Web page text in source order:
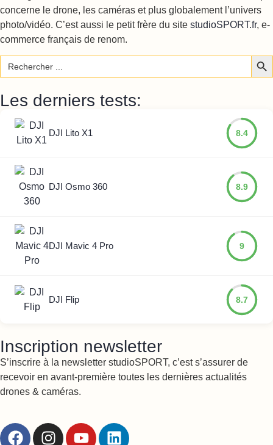
concerne le drone, les caméras et plus globalement l’univers
photo/vidéo. C’est aussi le petit frère du site studioSPORT.fr, e-
commerce français de renom.
for:
Les derniers tests:
DJI Lito X1 8.4
DJI Osmo 360 8.9
DJI Mavic 4 Pro 9
DJI Flip 8.7
Inscription newsletter
S’inscrire à la newsletter studioSPORT, c’est s’assurer de
recevoir en avant-première toutes les dernières actualités
drones & caméras.